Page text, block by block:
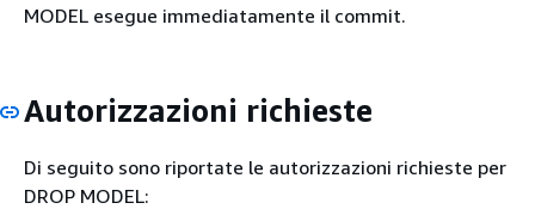
MODEL esegue immediatamente il commit.
Autorizzazioni richieste
Di seguito sono riportate le autorizzazioni richieste per
DROP MODEL: